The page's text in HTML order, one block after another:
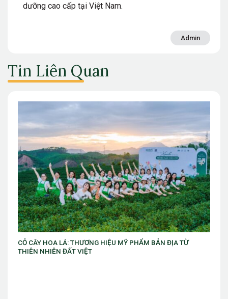
dưỡng cao cấp tại Việt Nam.
Admin
Tin Liên Quan
TỪ
VIB ra mắt chương trình “VIB Swing – Mở khóa đặc
làm chủ thời cuộc” với ưu đãi Golf lên đến 10 triệu